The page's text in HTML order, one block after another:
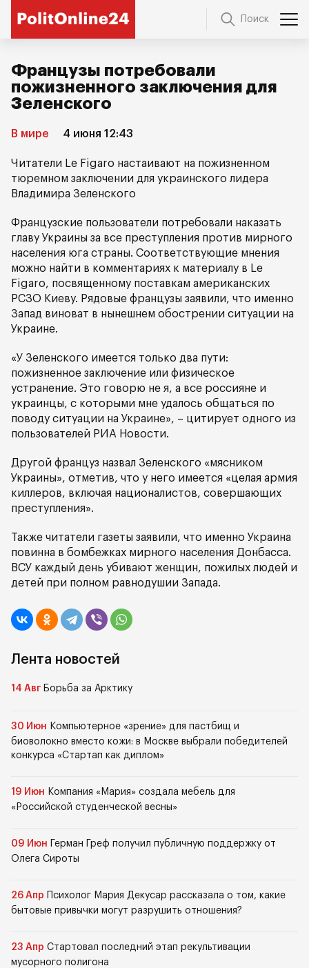
Поиск
Французы потребовали
пожизненного заключения для
Зеленского
В мире 4 июня 12:43
Читатели Le Figaro настаивают на пожизненном
тюремном заключении для украинского лидера
Владимира Зеленского
Французские пользователи потребовали наказать
главу Украины за все преступления против мирного
населения юга страны. Соответствующие мнения
можно найти в комментариях к материалу в Le
Figaro, посвященному поставкам американских
РСЗО Киеву. Рядовые французы заявили, что именно
Запад виноват в нынешнем обострении ситуации на
Украине.
«У Зеленского имеется только два пути:
пожизненное заключение или физическое
устранение. Это говорю не я, а все россияне и
украинцы, с которыми мне удалось общаться по
поводу ситуации на Украине», – цитирует одного из
пользователей РИА Новости.
Другой француз назвал Зеленского «мясником
Украины», отметив, что у него имеется «целая армия
киллеров, включая националистов, совершающих
преступления».
Также читатели газеты заявили, что именно Украина
повинна в бомбежках мирного населения Донбасса.
ВСУ каждый день убивают женщин, пожилых людей и
детей при полном равнодушии Запада.
Лента новостей
14 Авг Борьба за Арктику
30 Июн Компьютерное «зрение» для пастбищ и
биоволокно вместо кожи: в Москве выбрали победителей
конкурса «Стартап как диплом»
19 Июн Компания «Мария» создала мебель для
«Российской студенческой весны»
09 Июн
Герман Греф получил публичную поддержку от
Олега Сироты
26 Апр
Психолог Мария Декусар рассказала о том, какие
бытовые привычки могут разрушить отношения?
23 Апр Стартовал последний этап рекультивации
мусорного полигона